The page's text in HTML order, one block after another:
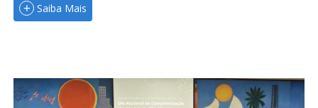
Saiba Mais